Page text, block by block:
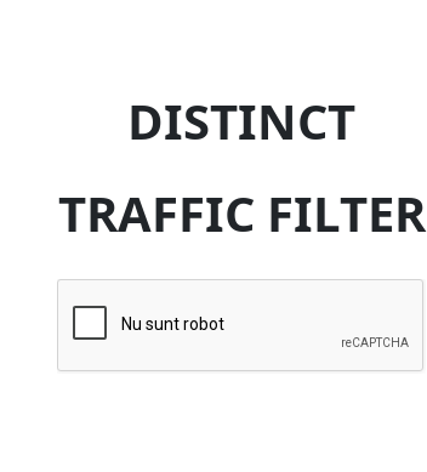
DISTINCT
TRAFFIC FILTER